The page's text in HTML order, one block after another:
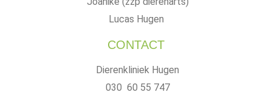
Lucas Hugen
CONTACT
Dierenkliniek Hugen
030 60 55 747